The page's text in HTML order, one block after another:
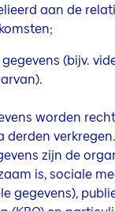
aan de
(bijv.
worden
derden
zijn de
is, sociale
gegevens),